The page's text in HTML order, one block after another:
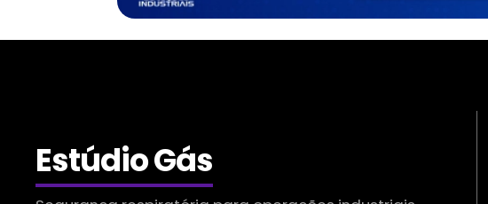
Estúdio Gás